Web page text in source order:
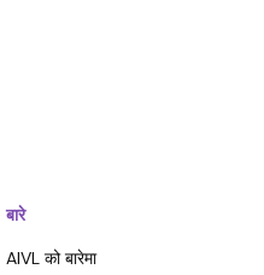
बारे
AIVL को बारेमा